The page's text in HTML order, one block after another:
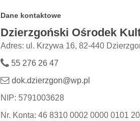
Dane kontaktowe
Dzierzgoński Ośrodek
Adres: ul. Krzywa 16, 82-440
55 276 26 47
dok.dzierzgon@wp.pl
NIP: 5791003628
Nr. Konta: 46 8310 0002 0000 0101